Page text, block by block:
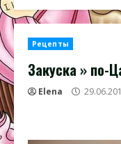
Рецепты
Закуска » по-
Elena